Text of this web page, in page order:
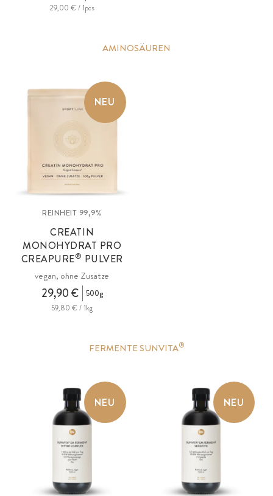
29,00 € / 1pcs
AMINOSÄUREN
NEU
REINHEIT 99,9%
CREATIN
MONOHYDRAT PRO
CREAPURE® PULVER
vegan, ohne Zusätze
29,90 €
500g
59,80 € / 1kg
FERMENTE SUNVITA®
NEU NEU